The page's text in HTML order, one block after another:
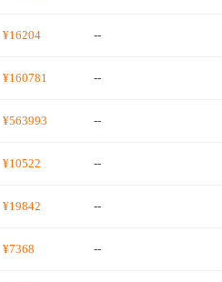
¥16204 --
¥160781 --
¥563993 --
¥10522 --
¥19842 --
¥7368 --